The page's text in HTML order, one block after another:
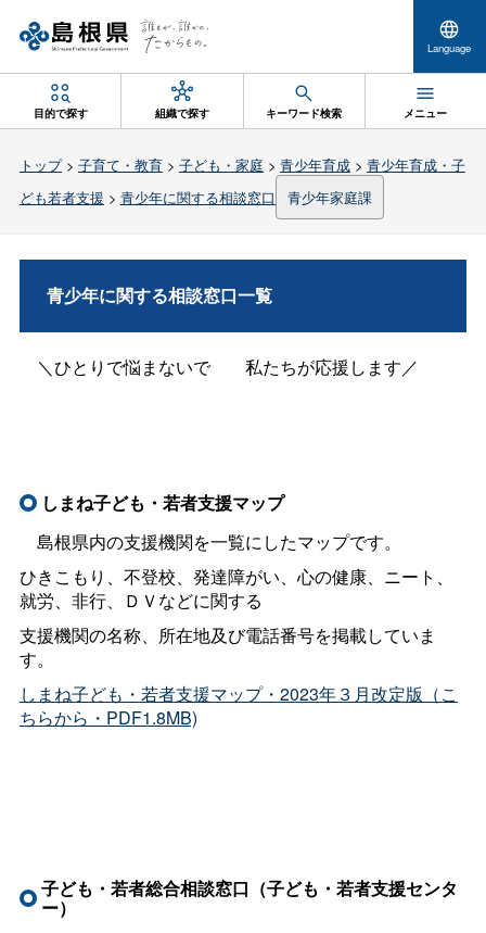
Language
目的で探す 組織で探す キーワード検索 メニュー
トップ> 子育て・教育> 子ども・家庭 > 青少年育成> 青少年育成・子
ども若者支援 > 青少年に関する相談窓口 青少年家庭課
青少年に関する相談窓口一覧
＼ひとりで悩まないで 私たちが応援します／
しまね子ども・若者支援マップ
島根県内の支援機関を一覧にしたマップです。
ひきこもり、不登校、発達障がい、心の健康、ニート、
就労、非行、ＤＶなどに関する
支援機関の名称、所在地及び電話番号を掲載していま
す。
しまね子ども・若者支援マップ・2023年３月改定版（こ
ちらから・PDF1.8MB)
子ども・若者総合相談窓口（子ども・若者支援センタ
ー）